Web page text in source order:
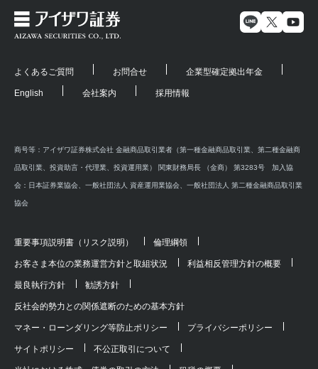
よくあるご質問 お問合せ 企業型確定拠出年金
English 会社案内 採用情報
商号等：アイザワ証券株式会社 金融商品取引業者（第一種金融商品取引業、第二種金融商
品取引業、投資助言・代理業、投資運用業） 関東財務局長 （金商） 第3283号 加入協
会：日本証券業協会、一般社団法人 資産運用業協会、一般社団法人 第二種金融商品取引業
協会
重要事項説明書（リスク説明） 倫理綱領
お客さま本位の業務運営方針と取組状況 利益相反管理方針の概要
最良執行方針 勧誘方針
反社会的勢力との関係遮断のための基本方針
マネー・ローンダリング等防止ポリシー プライバシーポリシー
サイトポリシー 不公正取引について